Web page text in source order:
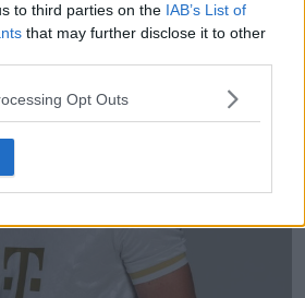
to third parties on the IAB’s List of
that may further disclose it to other
Opt Outs